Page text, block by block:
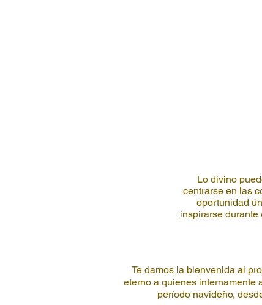
Lo divino
centrarse en las
oportunidad
inspirarse
Te damos la bienvenida al
eterno a quienes internamente
período navideño,